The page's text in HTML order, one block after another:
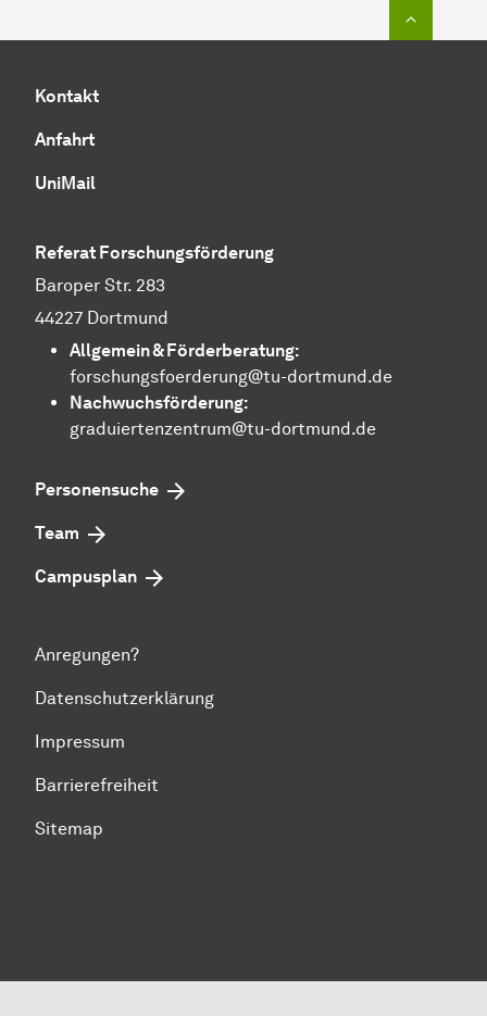
Kontakt
Anfahrt
UniMail
Referat Forschungsförderung
Baroper Str. 283
44227 Dortmund
Allgemein & För­der­be­ra­tung:
forschungsfoerderung@tu-dortmund.de
Nachwuchsförderung:
graduiertenzentrum@tu-dortmund.de
Personensuche
Team
Campusplan
Anregungen?
Datenschutzerklärung
Impressum
Barrierefreiheit
Sitemap